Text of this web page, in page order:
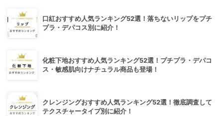
口紅おすすめ人気ランキング52選！落ちないリップをプチ
プラ・デパコス別に紹介！
化粧下地おすすめ人気ランキング52選！プチプラ・デパコ
ス・敏感肌向けナチュラル商品も登場！
クレンジングおすすめ人気ランキング52選！徹底調査して
テクスチャータイプ別に紹介！